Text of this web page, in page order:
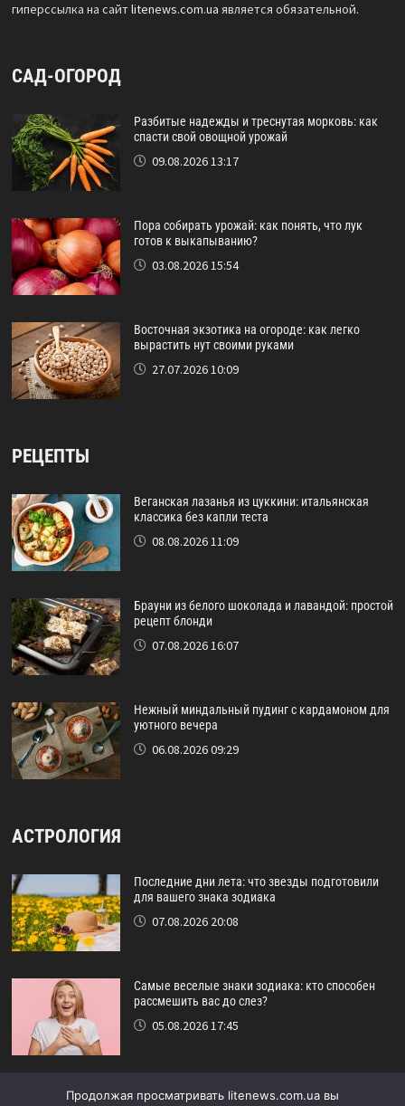
гиперссылка на сайтlitenews.com.ua является обязательной.
САД-ОГОРОД
Разбитые надежды и треснутая морковь: как
спасти свой овощной урожай
09.08.2026 13:17
Пора собирать урожай: как понять, что лук
готов к выкапыванию?
03.08.2026 15:54
Восточная экзотика на огороде: как легко
вырастить нут своими руками
27.07.2026 10:09
РЕЦЕПТЫ
Веганская лазанья из цуккини: итальянская
классика без капли теста
08.08.2026 11:09
Брауни из белого шоколада и лавандой: простой
рецепт блонди
07.08.2026 16:07
Нежный миндальный пудинг с кардамоном для
уютного вечера
06.08.2026 09:29
АСТРОЛОГИЯ
Последние дни лета: что звезды подготовили
для вашего знака зодиака
07.08.2026 20:08
Самые веселые знаки зодиака: кто способен
рассмешить вас до слез?
05.08.2026 17:45
Астрологический прогноз на август: кому
Продолжая просматривать litenews.com.ua вы